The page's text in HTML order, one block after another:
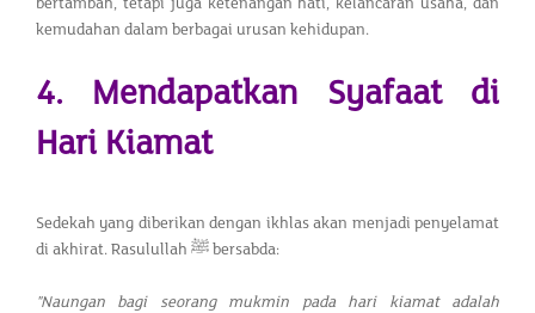
kemudahan dalam berbagai urusan kehidupan.
4. Mendapatkan Syafaat di
Hari Kiamat
Sedekah yang diberikan dengan ikhlas akan menjadi penyelamat
di akhirat. Rasulullah ﷺ bersabda:
"Naungan bagi seorang mukmin pada hari kiamat adalah